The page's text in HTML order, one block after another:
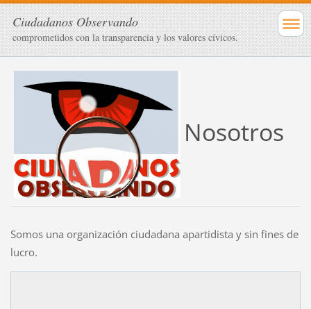
Ciudadanos Observando
comprometidos con la transparencia y los valores cívicos.
Nosotros
Somos una organización ciudadana apartidista y sin fines de
lucro.